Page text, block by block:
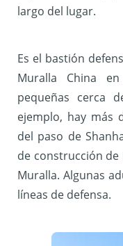
largo del lugar.
Es el bastión
Muralla China
pequeñas cerca
ejemplo, hay más
del paso de
de construcción de
Muralla. Algunas
líneas de defensa.